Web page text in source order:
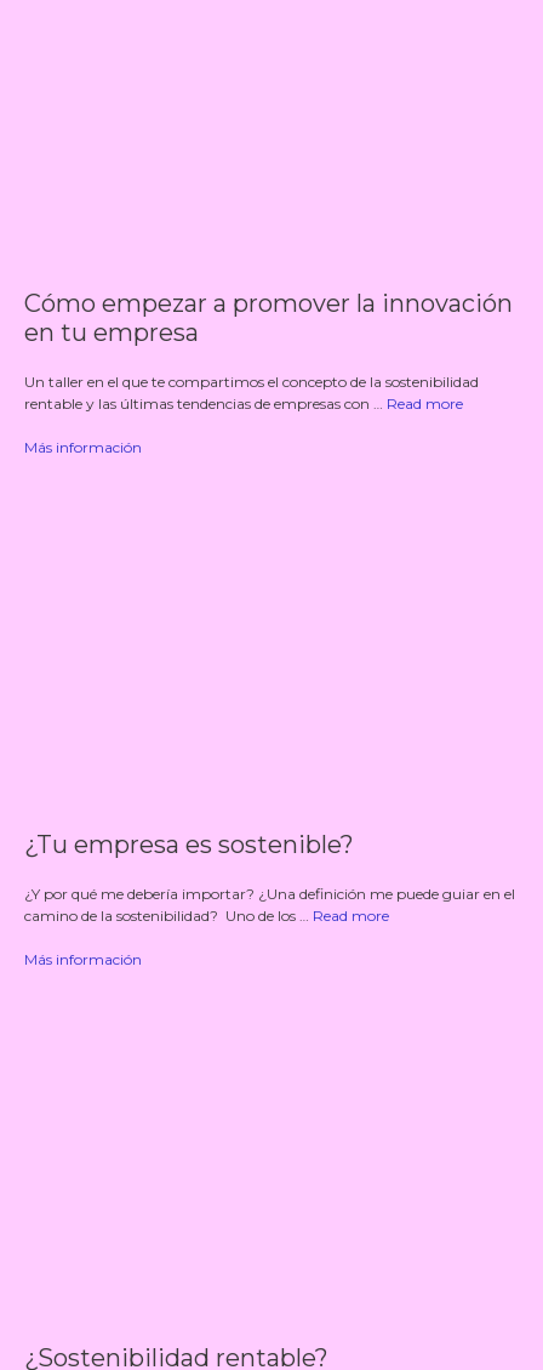
Cómo empezar a promover la innovación
en tu empresa
Un taller en el que te compartimos el concepto de la sostenibilidad
rentable y las últimas tendencias de empresas con … Read more
Más información
¿Tu empresa es sostenible?
¿Y por qué me debería importar? ¿Una definición me puede guiar en el
camino de la sostenibilidad? Uno de los … Read more
Más información
¿Sostenibilidad rentable?